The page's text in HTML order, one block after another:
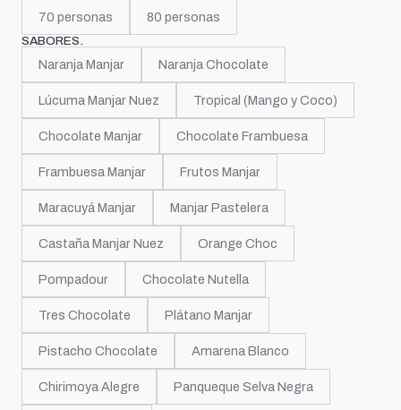
70 personas 80 personas
SABORES.
Naranja Manjar Naranja Chocolate
Lúcuma Manjar Nuez Tropical (Mango y Coco)
Chocolate Manjar Chocolate Frambuesa
Frambuesa Manjar Frutos Manjar
Maracuyá Manjar Manjar Pastelera
Castaña Manjar Nuez Orange Choc
Pompadour Chocolate Nutella
Tres Chocolate Plátano Manjar
Pistacho Chocolate Amarena Blanco
Chirimoya Alegre Panqueque Selva Negra